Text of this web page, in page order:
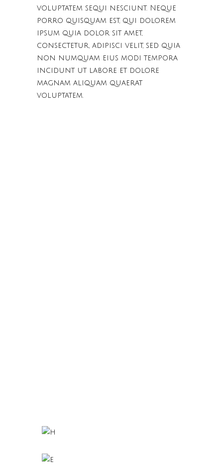
voluptatem sequi nesciunt. Neque
porro quisquam est, qui dolorem
ipsum quia dolor sit amet,
consectetur, adipisci velit, sed quia
non numquam eius modi tempora
incidunt ut labore et dolore
magnam aliquam quaerat
voluptatem.